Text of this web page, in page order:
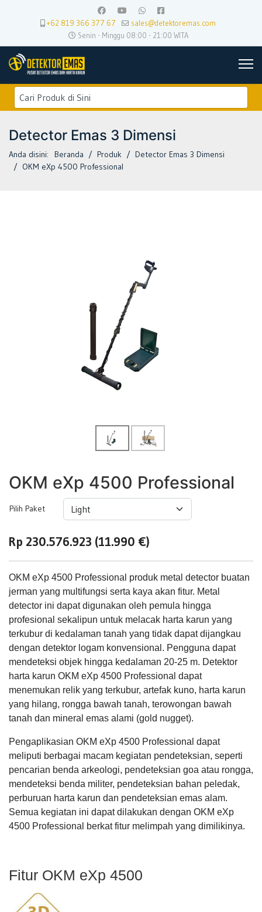
+62 819 366 377 67
sales@detektoremas.com
Senin - Minggu 08:00 - 21:00 WITA
Detector Emas 3 Dimensi
Anda disini: Beranda Produk
Detector Emas 3 Dimensi
OKM eXp 4500 Professional
OKM eXp 4500 Professional
Pilih Paket
Rp 230.576.923 (11.990 €)
OKM eXp 4500 Professional produk metal detector buatan
jerman yang multifungsi serta kaya akan fitur. Metal
detector ini dapat digunakan oleh pemula hingga
profesional sekalipun untuk melacak harta karun yang
terkubur di kedalaman tanah yang tidak dapat dijangkau
dengan detektor logam konvensional. Pengguna dapat
mendeteksi objek hingga kedalaman 20-25 m. Detektor
harta karun OKM eXp 4500 Professional dapat
menemukan relik yang terkubur, artefak kuno, harta karun
yang hilang, rongga bawah tanah, terowongan bawah
tanah dan mineral emas alami (gold nugget).
Pengaplikasian OKM eXp 4500 Professional dapat
meliputi berbagai macam kegiatan pendeteksian, seperti
pencarian benda arkeologi, pendeteksian goa atau rongga,
mendeteksi benda militer, pendeteksian bahan peledak,
perburuan harta karun dan pendeteksian emas alam.
Semua kegiatan ini dapat dilakukan dengan OKM eXp
4500 Professional berkat fitur melimpah yang dimilikinya.
Fitur OKM eXp 4500